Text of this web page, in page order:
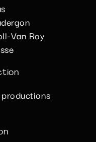
Van Roy